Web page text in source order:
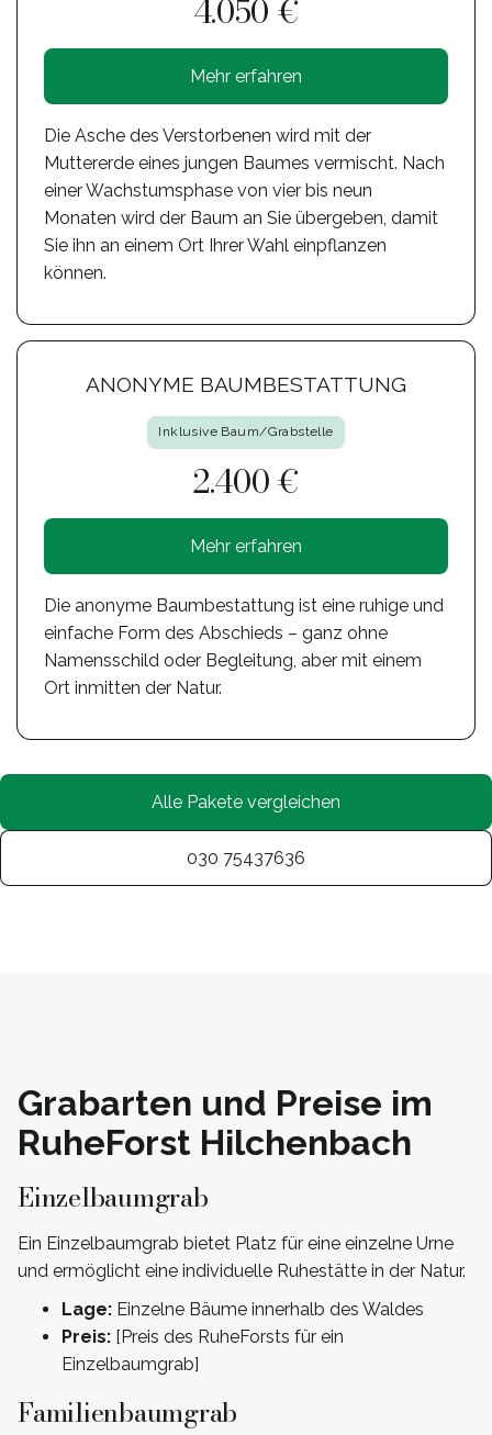
4.050 €
Mehr erfahren
Die Asche des Verstorbenen wird mit der
Muttererde eines jungen Baumes vermischt. Nach
einer Wachstumsphase von vier bis neun
Monaten wird der Baum an Sie übergeben, damit
Sie ihn an einem Ort Ihrer Wahl einpflanzen
können.
ANONYME BAUMBESTATTUNG
Inklusive Baum/Grabstelle
2.400 €
Mehr erfahren
Die anonyme Baumbestattung ist eine ruhige und
einfache Form des Abschieds – ganz ohne
Namensschild oder Begleitung, aber mit einem
Ort inmitten der Natur.
Alle Pakete vergleichen
030 75437636
Grabarten und Preise im
RuheForst Hilchenbach
Einzelbaumgrab
Ein Einzelbaumgrab bietet Platz für eine einzelne Urne
und ermöglicht eine individuelle Ruhestätte in der Natur.
Lage: Einzelne Bäume innerhalb des Waldes
Preis: [Preis des RuheForsts für ein
Einzelbaumgrab]
Familienbaumgrab